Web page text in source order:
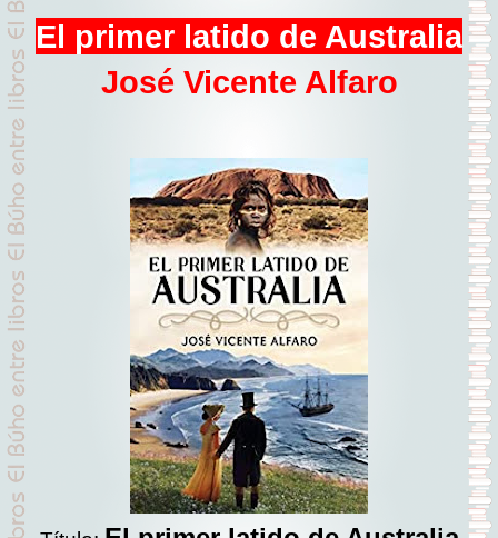
El primer latido de Australia
José Vicente Alfaro